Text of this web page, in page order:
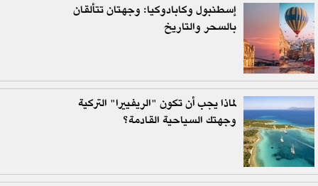
إسطنبول وكابادوكيا: وجهتان تتألقان
بالسحر والتاريخ
لماذا يجب أن تكون "الريفييرا" التركية
وجهتك السياحية القادمة؟